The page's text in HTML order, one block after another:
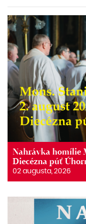
Nahrávka homílie
Diecézna púť
02 augusta, 2026